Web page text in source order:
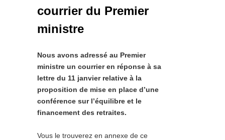
courrier du Premier
ministre
Nous avons adressé au Premier
ministre un courrier en réponse à sa
lettre du 11 janvier relative à la
proposition de mise en place d’une
conférence sur l’équilibre et le
financement des retraites.
Vous le trouverez en annexe de ce